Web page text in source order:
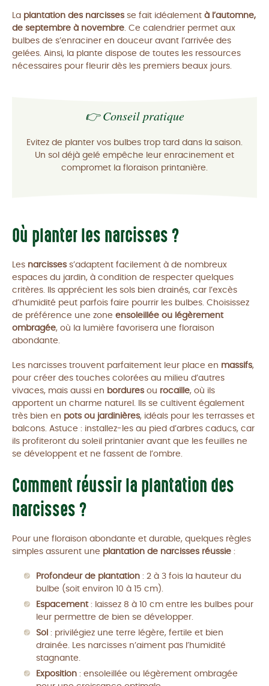
La plantation des narcisses se fait idéalement à l’automne,
de septembre à novembre. Ce calendrier permet aux
bulbes de s’enraciner en douceur avant l’arrivée des
gelées. Ainsi, la plante dispose de toutes les ressources
nécessaires pour fleurir dès les premiers beaux jours.
👉 Conseil pratique
Evitez de planter vos bulbes trop tard dans la saison.
Un sol déjà gelé empêche leur enracinement et
compromet la floraison printanière.
Où planter les narcisses ?
Les narcisses s’adaptent facilement à de nombreux
espaces du jardin, à condition de respecter quelques
critères. Ils apprécient les sols bien drainés, car l’excès
d’humidité peut parfois faire pourrir les bulbes. Choisissez
de préférence une zone ensoleillée ou légèrement
ombragée, où la lumière favorisera une floraison
abondante.
Les narcisses trouvent parfaitement leur place en massifs,
pour créer des touches colorées au milieu d’autres
vivaces, mais aussi en bordures ou rocaille, où ils
apportent un charme naturel. Ils se cultivent également
très bien en pots ou jardinières, idéals pour les terrasses et
balcons. Astuce : installez-les au pied d’arbres caducs, car
ils profiteront du soleil printanier avant que les feuilles ne
se développent et ne fassent de l’ombre.
Comment réussir la plantation des
narcisses ?
Pour une floraison abondante et durable, quelques règles
simples assurent une plantation de narcisses réussie :
Profondeur de plantation : 2 à 3 fois la hauteur du
bulbe (soit environ 10 à 15 cm).
Espacement: laissez 8 à 10 cm entre les bulbes pour
leur permettre de bien se développer.
Sol : privilégiez une terre légère, fertile et bien
drainée. Les narcisses n’aiment pas l’humidité
stagnante.
Exposition : ensoleillée ou légèrement ombragée